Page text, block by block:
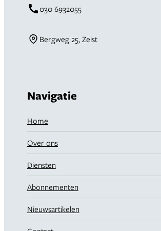
030 6932055
Bergweg 25, Zeist
Navigatie
Home
Over ons
Diensten
Abonnementen
Nieuwsartikelen